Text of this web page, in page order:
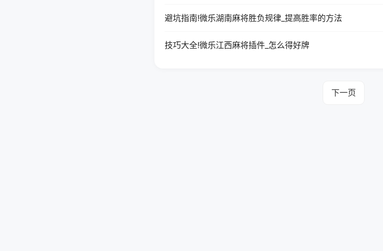
避坑指南!微乐湖南麻将胜负规律_提高胜率的方法
技巧大全!微乐江西麻将插件_怎么得好牌
下一页